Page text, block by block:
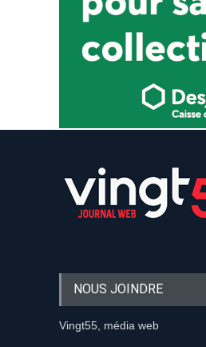
NOUS JOINDRE
Vingt55, média web